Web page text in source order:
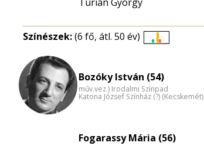
Színészek:(6 fő, átl. 50 év)
nagyítása
Bozóky István (54)
műv.vez.) Irodalmi Színpad
Katona József Színház (?) (Kecskemét)
Fogarassy Mária (56)